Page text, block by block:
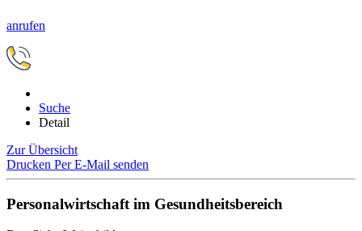
anrufen
Suche
Detail
Zur Übersicht
Drucken Per E-Mail senden
Personalwirtschaft im Gesundheitsbereich